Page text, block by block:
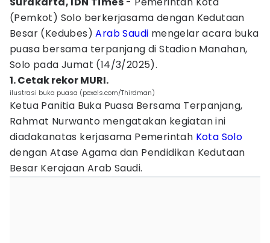
(Pemkot) Solo berkerjasama dengan Kedutaan
Besar (Kedubes)Arab Saudi mengelar acara buka
puasa bersama terpanjang di Stadion Manahan,
Solo pada Jumat (14/3/2025).
1. Cetak rekor MURI.
ilustrasi buka puasa (pexels.com/Thirdman)
Ketua Panitia Buka Puasa Bersama Terpanjang,
Rahmat Nurwanto mengatakan kegiatan ini
diadakanatas kerjasama Pemerintah Kota Solo
dengan Atase Agama dan Pendidikan Kedutaan
Besar Kerajaan Arab Saudi.